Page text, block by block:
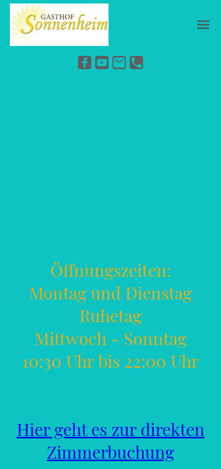
Öffnungszeiten:
Montag und Dienstag
Ruhetag
Mittwoch - Sonntag
10:30 Uhr bis 22:00 Uhr
Hier geht es zur direkten
Zimmerbuchung